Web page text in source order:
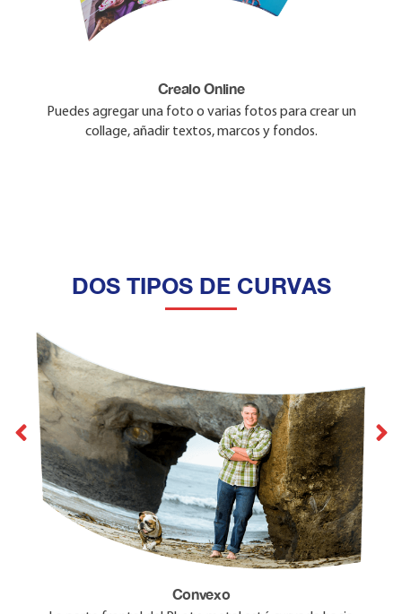
¿Por que Elegir Photo Metal?
Proceso de Sublimación en aluminio Resistente al Fuego,
Rasguños, Luz UV y Químicos.
Crealo Online
Puedes agregar una foto o varias fotos para crear un
collage, añadir textos, marcos y fondos.
DOS TIPOS DE CURVAS
Concavo
Convexo